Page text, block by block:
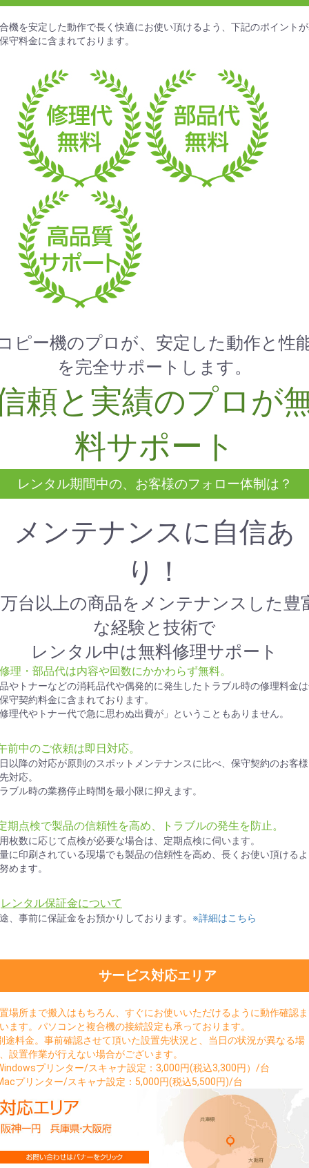
お買い物を続ける カートへ進む
機を安定した動作で長く快適にお使い頂けるよう、下記のポイントが
守料金に含まれております。
ピー機のプロが、安定した動作と性
を完全サポートします。
頼と実績のプロが
料サポート
レンタル期間中の、お客様のフォロー体制は？
メンテナンスに自信あ
り！
台以上の商品をメンテナンスした豊
な経験と技術で
レンタル中は無料修理サポート
理・部品代は内容や回数にかかわらず無料。
やトナーなどの消耗品代や偶発的に発生したトラブル時の修理料金
守契約料金に含まれております。
理代やトナー代で急に思わぬ出費が」ということもありません。
前中のご依頼は即日対応。
以降の対応が原則のスポットメンテナンスに比べ、保守契約のお客
対応。
ブル時の業務停止時間を最小限に抑えます。
期点検で製品の信頼性を高め、トラブルの発生を防止。
枚数に応じて点検が必要な場合は、定期点検に伺います。
に印刷されている現場でも製品の信頼性を高め、長くお使い頂ける
めます。
レンタル保証金について
、事前に保証金をお預かりしております。 ※詳細はこちら
サービス対応エリア
場所まで搬入はもちろん、すぐにお使いいただけるように動作確認
ます。パソコンと複合機の接続設定も承っております。
途料金。事前確認させて頂いた設置先状況と、当日の状況が異なる場
設置作業が行えない場合がございます。
プリンター/スキャナ設定：3,000円(税込3,300円）/台
プリンター/スキャナ設定：5,000円(税込5,500円)/台